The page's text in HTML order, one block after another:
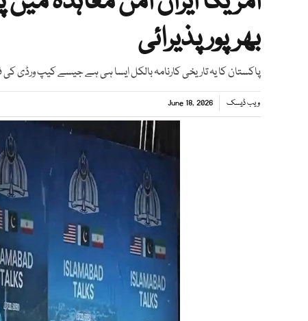
بھرپور پذیرائی
پاکستان کا یہ تاریخی کارنامہ بالکل ایسا ہی ہے جیسے کیپ ورڈی
ویب ڈیسک June 18, 2026